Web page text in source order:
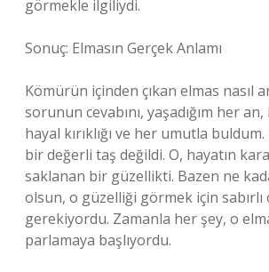
görmekle ilgiliydi.
Sonuç: Elmasın Gerçek Anlamı
Kömürün içinden çıkan elmas nasıl
sorunun cevabını, yaşadığım her
hayal kırıklığı ve her umutla
bir değerli taş değildi. O, hayatın
saklanan bir güzellikti. Bazen ne
olsun, o güzelliği görmek için sabırlı
gerekiyordu. Zamanla her şey, o
parlamaya başlıyordu.